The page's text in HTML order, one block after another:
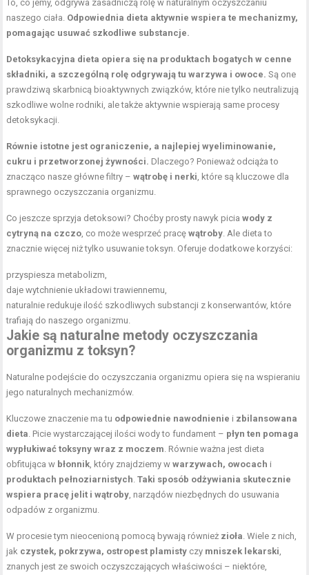
To, co jemy, odgrywa zasadniczą rolę w naturalnym oczyszczaniu
naszego ciała. Odpowiednia dieta aktywnie wspiera te mechanizmy,
pomagając usuwać szkodliwe substancje.
Detoksykacyjna dieta opiera się na produktach bogatych w cenne
składniki, a szczególną rolę odgrywają tuwarzywa i owoce. Są one
prawdziwą skarbnicą bioaktywnych związków, które nie tylko neutralizują
szkodliwe wolne rodniki, ale także aktywnie wspierają same procesy
detoksykacji.
Równie istotne jest ograniczenie, a najlepiej wyeliminowanie,
cukru i przetworzonej żywności. Dlaczego? Ponieważ odciąża to
znacząco nasze główne filtry –wątrobę i nerki , które są kluczowe dla
sprawnego oczyszczania organizmu.
Co jeszcze sprzyja detoksowi? Choćby prosty nawyk piciawody z
cytryną na czczo , co może wesprzeć pracęwątroby . Ale dieta to
znacznie więcej niż tylko usuwanie toksyn. Oferuje dodatkowe korzyści:
przyspiesza metabolizm,
daje wytchnienie układowi trawiennemu,
naturalnie redukuje ilość szkodliwych substancji z konserwantów, które
trafiają do naszego organizmu.
Jakie są naturalne metody oczyszczania
organizmu z toksyn?
Naturalne podejście do oczyszczania organizmu opiera się na wspieraniu
jego naturalnych mechanizmów.
Kluczowe znaczenie ma tu odpowiednie nawodnienie i zbilansowana
dieta . Picie wystarczającej ilości wody to fundament – płyn ten pomaga
wypłukiwać toksyny wraz z moczem . Równie ważna jest dieta
obfitująca w błonnik , który znajdziemy wwarzywach, owocach i
produktach pełnoziarnistych .Taki sposób odżywiania skutecznie
wspiera pracę jelit i wątroby , narządów niezbędnych do usuwania
odpadów z organizmu.
W procesie tym nieocenioną pomocą bywają również zioła . Wiele z nich,
jak czystek, pokrzywa, ostropest plamisty czy mniszek lekarski
znanych jest ze swoich oczyszczających właściwości – niektóre,